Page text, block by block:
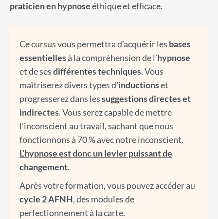
praticien en hypnoseéthique et efficace.
Ce cursus vous permettra d’acquérir les bases
essentiellesà la compréhension de l’hypnose
et de sesdifférentes techniques. Vous
maîtriserez divers types d’inductionset
progresserez dans lessuggestions directes et
indirectes. Vous serez capable de mettre
l’inconscient au travail, sachant que nous
fonctionnons à 70 % avec notre inconscient.
L’hypnose est donc un levier puissant de
changement.
Après votre formation, vous pouvez accéder au
cycle 2 AFNH, des modules de
perfectionnement à la carte.